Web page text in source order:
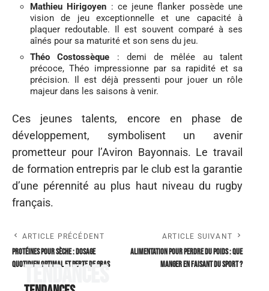
Mathieu Hirigoyen : ce jeune flanker possède une
vision de jeu exceptionnelle et une capacité à
plaquer redoutable. Il est souvent comparé à ses
aînés pour sa maturité et son sens du jeu.
Théo Costossèque : demi de mêlée au talent
précoce, Théo impressionne par sa rapidité et sa
précision. Il est déjà pressenti pour jouer un rôle
majeur dans les saisons à venir.
Ces jeunes talents, encore en phase de
développement, symbolisent un avenir
prometteur pour l’Aviron Bayonnais. Le travail
de formation entrepris par le club est la garantie
d’une pérennité au plus haut niveau du rugby
français.
ARTICLE PRÉCÉDENT
Protéines pour sèche : dosage
quotidien optimal et perte de gras
ARTICLE SUIVANT
Alimentation pour perdre du poids : que
manger en faisant du sport ?
Tendances